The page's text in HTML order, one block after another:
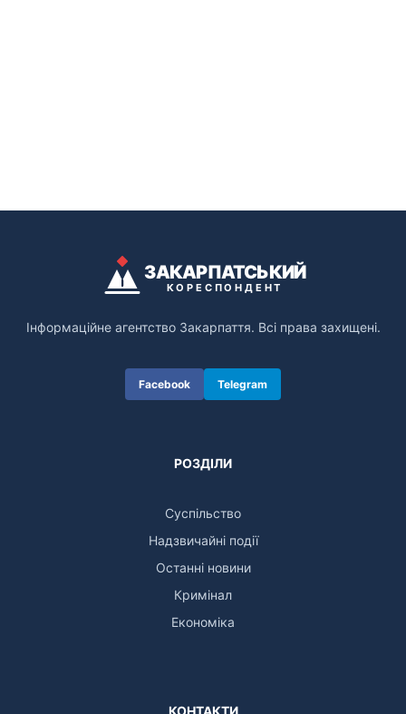
ЗАКАРПАТСЬКИЙ
КОРЕСПОНДЕНТ
Інформаційне агентство Закарпаття. Всі права захищені.
Facebook Telegram
РОЗДІЛИ
Суспільство
Надзвичайні події
Останні новини
Кримінал
Економіка